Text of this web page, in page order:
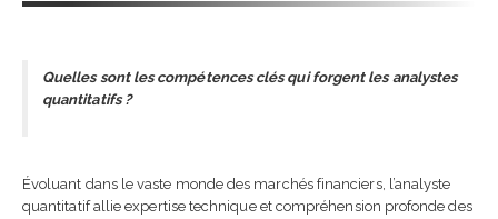
Quelles sont les compétences clés qui forgent les analystes
quantitatifs ?
Évoluant dans le vaste monde des marchés financiers, l’analyste
quantitatif allie expertise technique et compréhension profonde des